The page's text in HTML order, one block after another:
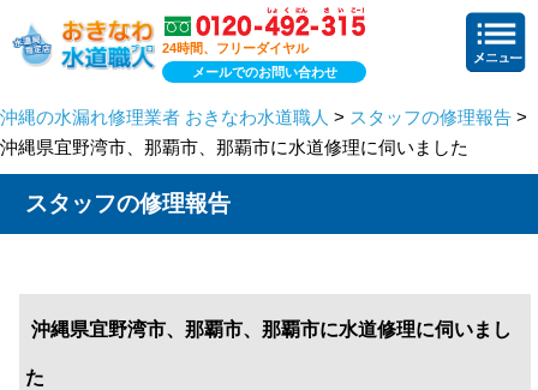
24時間、フリーダイヤル
メールでのお問い合わせ
沖縄の水漏れ修理業者 おきなわ水道職人 > スタッフの修理報告 >
沖縄県宜野湾市、那覇市、那覇市に水道修理に伺いました
スタッフの修理報告
沖縄県宜野湾市、那覇市、那覇市に水道修理に伺いまし
た